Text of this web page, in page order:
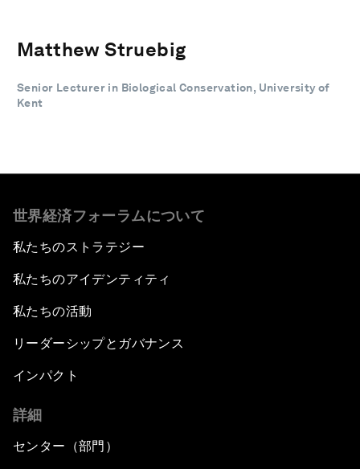
Matthew Struebig
Senior Lecturer in Biological Conservation, University of
Kent
世界経済フォーラムについて
私たちのストラテジー
私たちのアイデンティティ
私たちの活動
リーダーシップとガバナンス
インパクト
詳細
センター（部門）